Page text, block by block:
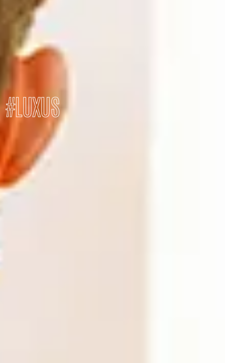
#LUXUS